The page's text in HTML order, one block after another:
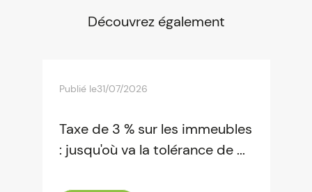
Découvrez également
Publié le31/07/2026
Taxe de 3 % sur les immeubles
: jusqu'où va la tolérance de ...